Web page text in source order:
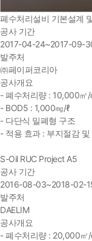
폐수처리설비 기본설계
공사 기간
2017-04-24~2017-09-
발주처
㈜페이퍼코리아
공사개요
- 폐수처리량 : 10,000㎥
- BOD5 : 1,000㎎/ℓ
- 다단식 밀폐형 구조
- 적용 효과 : 부지절감
S-Oil RUC Project A5
공사 기간
2016-08-03~2018-02-
발주처
DAELIM
공사개요
- 폐수처리량 : 20,000㎥